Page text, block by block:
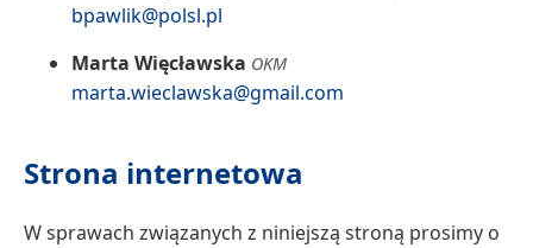
bpawlik@polsl.pl
Marta Więcławska OKM
marta.wieclawska@gmail.com
Strona internetowa
W sprawach związanych z niniejszą stroną prosimy o